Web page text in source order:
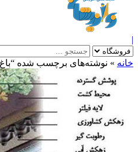
»نوشته‌های برچسب شده “باغ بام”